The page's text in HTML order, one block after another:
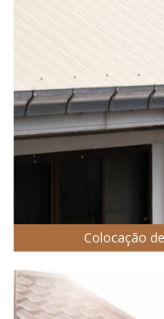
Colocação